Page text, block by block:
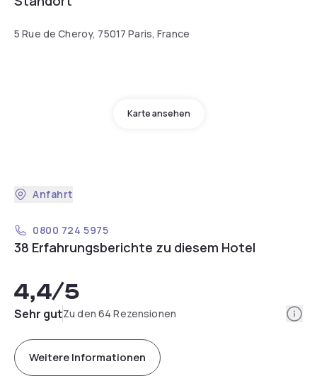
5 Rue de Cheroy, 75017 Paris, France
Karte ansehen
Anfahrt
0800 724 5975
38 Erfahrungsberichte zu diesem Hotel
4,4/5
Sehr gutZu den 64 Rezensionen
Weitere Informationen